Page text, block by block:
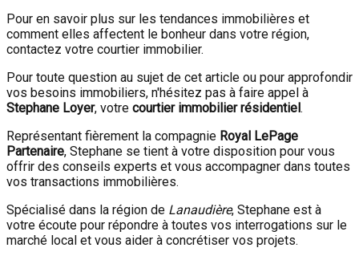
Pour en savoir plus sur les tendances immobilières et
comment elles affectent le bonheur dans votre région,
contactez votre courtier immobilier.
Pour toute question au sujet de cet article ou pour approfondir
vos besoins immobiliers, n'hésitez pas à faire appel à
Stephane Loyer, votre courtier immobilier résidentiel .
Représentant fièrement la compagnie Royal LePage
Partenaire, Stephane se tient à votre disposition pour vous
offrir des conseils experts et vous accompagner dans toutes
vos transactions immobilières.
Spécialisé dans la région de Lanaudière, Stephane est à
votre écoute pour répondre à toutes vos interrogations sur le
marché local et vous aider à concrétiser vos projets.